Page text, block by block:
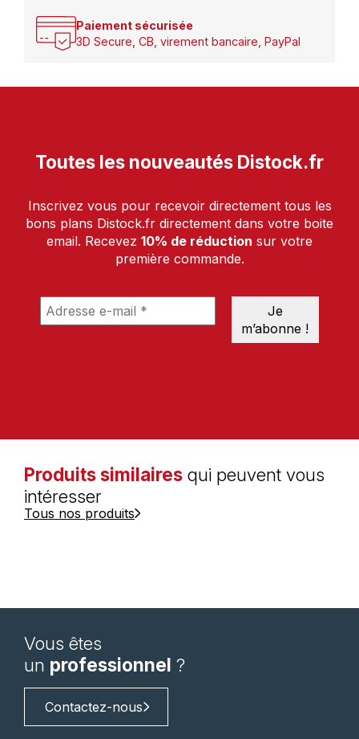
Paiement sécurisée
3D Secure, CB, virement bancaire, PayPal
Toutes les nouveautés Distock.fr
Inscrivez vous pour recevoir directement tous les
bons plans Distock.fr directement dans votre boite
email. Recevez 10% de réduction sur votre
première commande.
Produits similaires qui peuvent vous
intéresser
Tous nos produits
Vous êtes
un professionnel ?
Contactez-nous